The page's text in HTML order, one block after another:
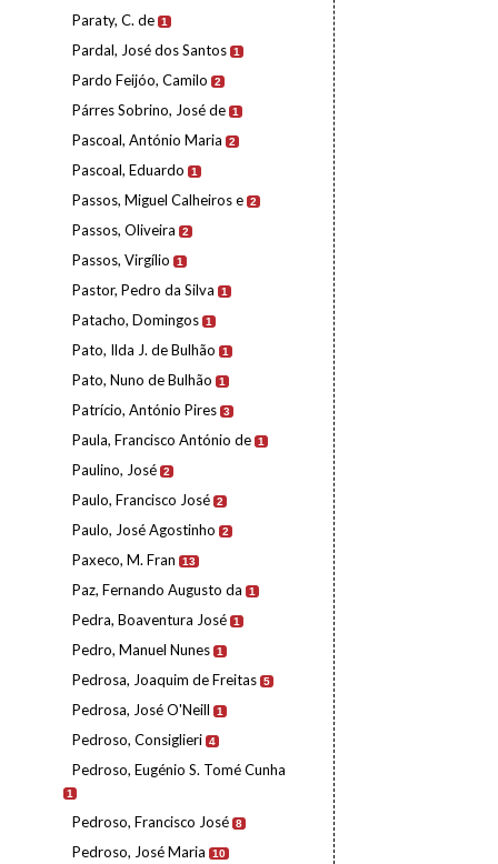
Paraty, C. de 1
Pardal, José dos Santos 1
Pardo Feijóo, Camilo 2
Párres Sobrino, José de 1
Pascoal, António Maria 2
Pascoal, Eduardo 1
Passos, Miguel Calheiros e 2
Passos, Oliveira 2
Passos, Virgílio 1
Pastor, Pedro da Silva 1
Patacho, Domingos 1
Pato, Ilda J. de Bulhão 1
Pato, Nuno de Bulhão 1
Patrício, António Pires 3
Paula, Francisco António de 1
Paulino, José 2
Paulo, Francisco José 2
Paulo, José Agostinho 2
Paxeco, M. Fran 13
Paz, Fernando Augusto da 1
Pedra, Boaventura José 1
Pedro, Manuel Nunes 1
Pedrosa, Joaquim de Freitas 5
Pedrosa, José O'Neill 1
Pedroso, Consiglieri 4
Pedroso, Eugénio S. Tomé Cunha
1
Pedroso, Francisco José 8
Pedroso, José Maria 10